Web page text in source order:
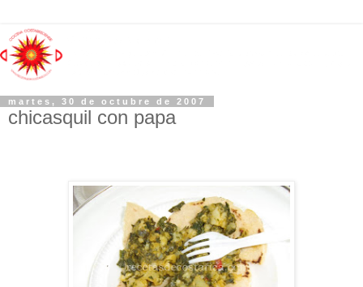
martes, 30 de octubre de 2007
chicasquil con papa